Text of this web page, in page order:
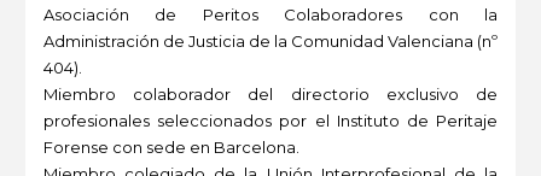
Asociación de Peritos Colaboradores con la
Administración de Justicia de la Comunidad Valenciana (nº
404).
Miembro colaborador del directorio exclusivo de
profesionales seleccionados por el Instituto de Peritaje
Forense con sede en Barcelona.